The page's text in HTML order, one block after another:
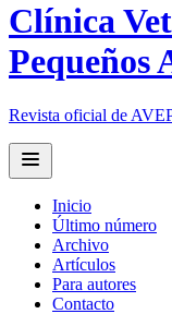
Clínica
Pequeños
Revista oficial de
Open main menu
Inicio
Último número
Archivo
Artículos
Para autores
Contacto